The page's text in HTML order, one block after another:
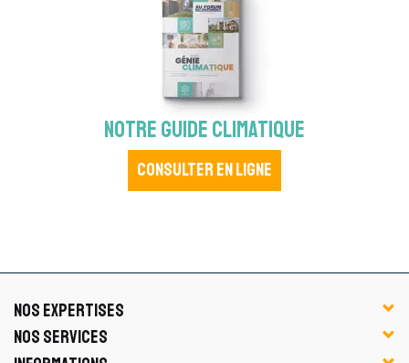
NOTRE GUIDE CLIMATIQUE
Consulter en ligne
NOS EXPERTISES
NOS SERVICES